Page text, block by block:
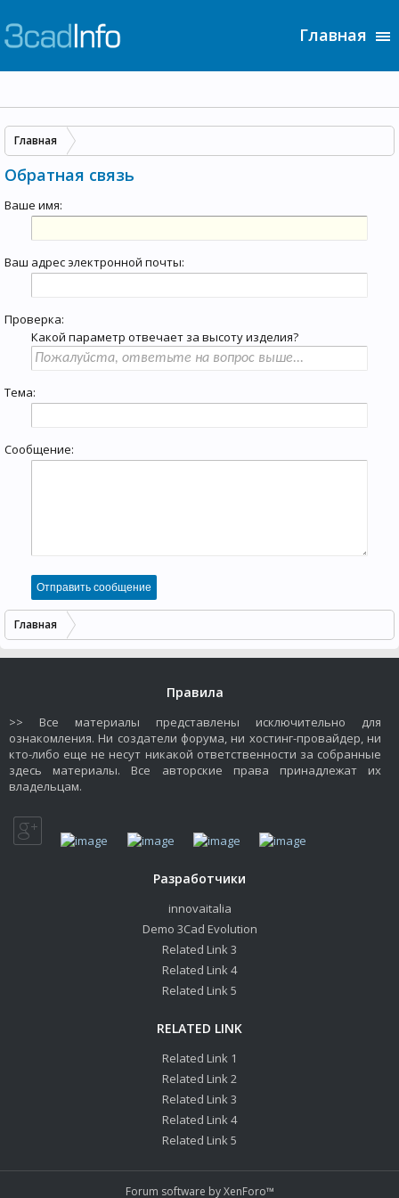
Главная
Обратная связь
Ваше имя:
Ваш адрес электронной почты:
Проверка:
Какой параметр отвечает за высоту изделия?
Тема:
Сообщение:
Главная
Главная
Правила
>> Все материалы представлены исключительно для
ознакомления. Ни создатели форума, ни хостинг-провайдер, ни
кто-либо еще не несут никакой ответственности за собранные
здесь материалы. Все авторские права принадлежат их
владельцам.
Разработчики
innovaitalia
Demo 3Cad Evolution
Related Link 3
Related Link 4
Related Link 5
RELATED LINK
Related Link 1
Related Link 2
Related Link 3
Related Link 4
Related Link 5
Forum software by XenForo™